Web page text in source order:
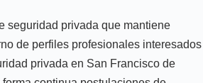
seguridad privada que mantiene
de perfiles profesionales interesados
privada en San Francisco de